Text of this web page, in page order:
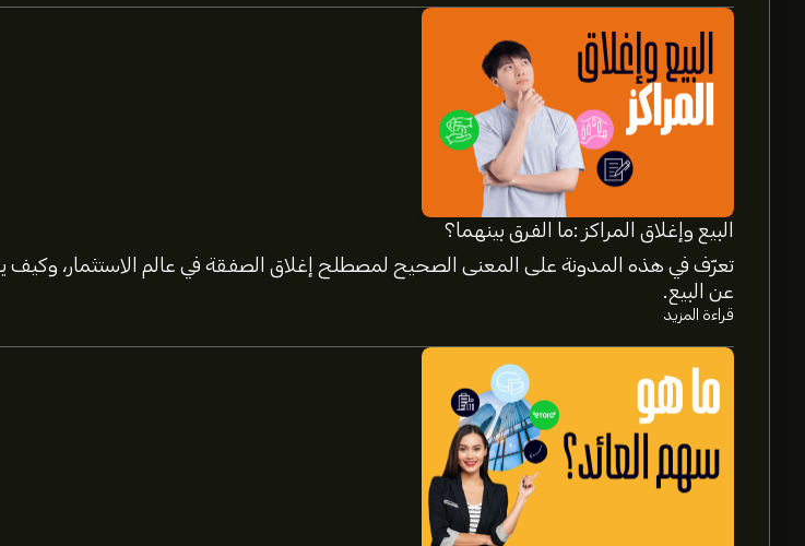
البيع وإغلاق المراكز :ما الفرق بينهما؟
تعرّف في هذه المدونة على المعنى الصحيح لمصطلح إغلاق الصفقة في عالم الاستثمار، وكيف
عن البيع.
قراءة المزيد
سعر MNST الآن هو 92.00‎$‎.
متوسط السعر المستهدف لسهم Monster Beverage Corp هو 92.00‎$‎.
التفاصيل حول توقعات المحللين والأسعار المستهدفة للأسهم.